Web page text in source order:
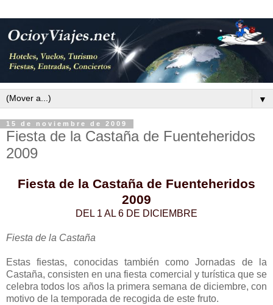
▼
15 de noviembre de 2009
Fiesta de la Castaña de Fuenteheridos
2009
Fiesta de la Castaña de Fuenteheridos
2009
DEL 1 AL 6 DE DICIEMBRE
Fiesta de la Castaña
Estas fiestas, conocidas también como Jornadas de la
Castaña, consisten en una fiesta comercial y turística que se
celebra todos los años la primera semana de diciembre, con
motivo de la temporada de recogida de este fruto.